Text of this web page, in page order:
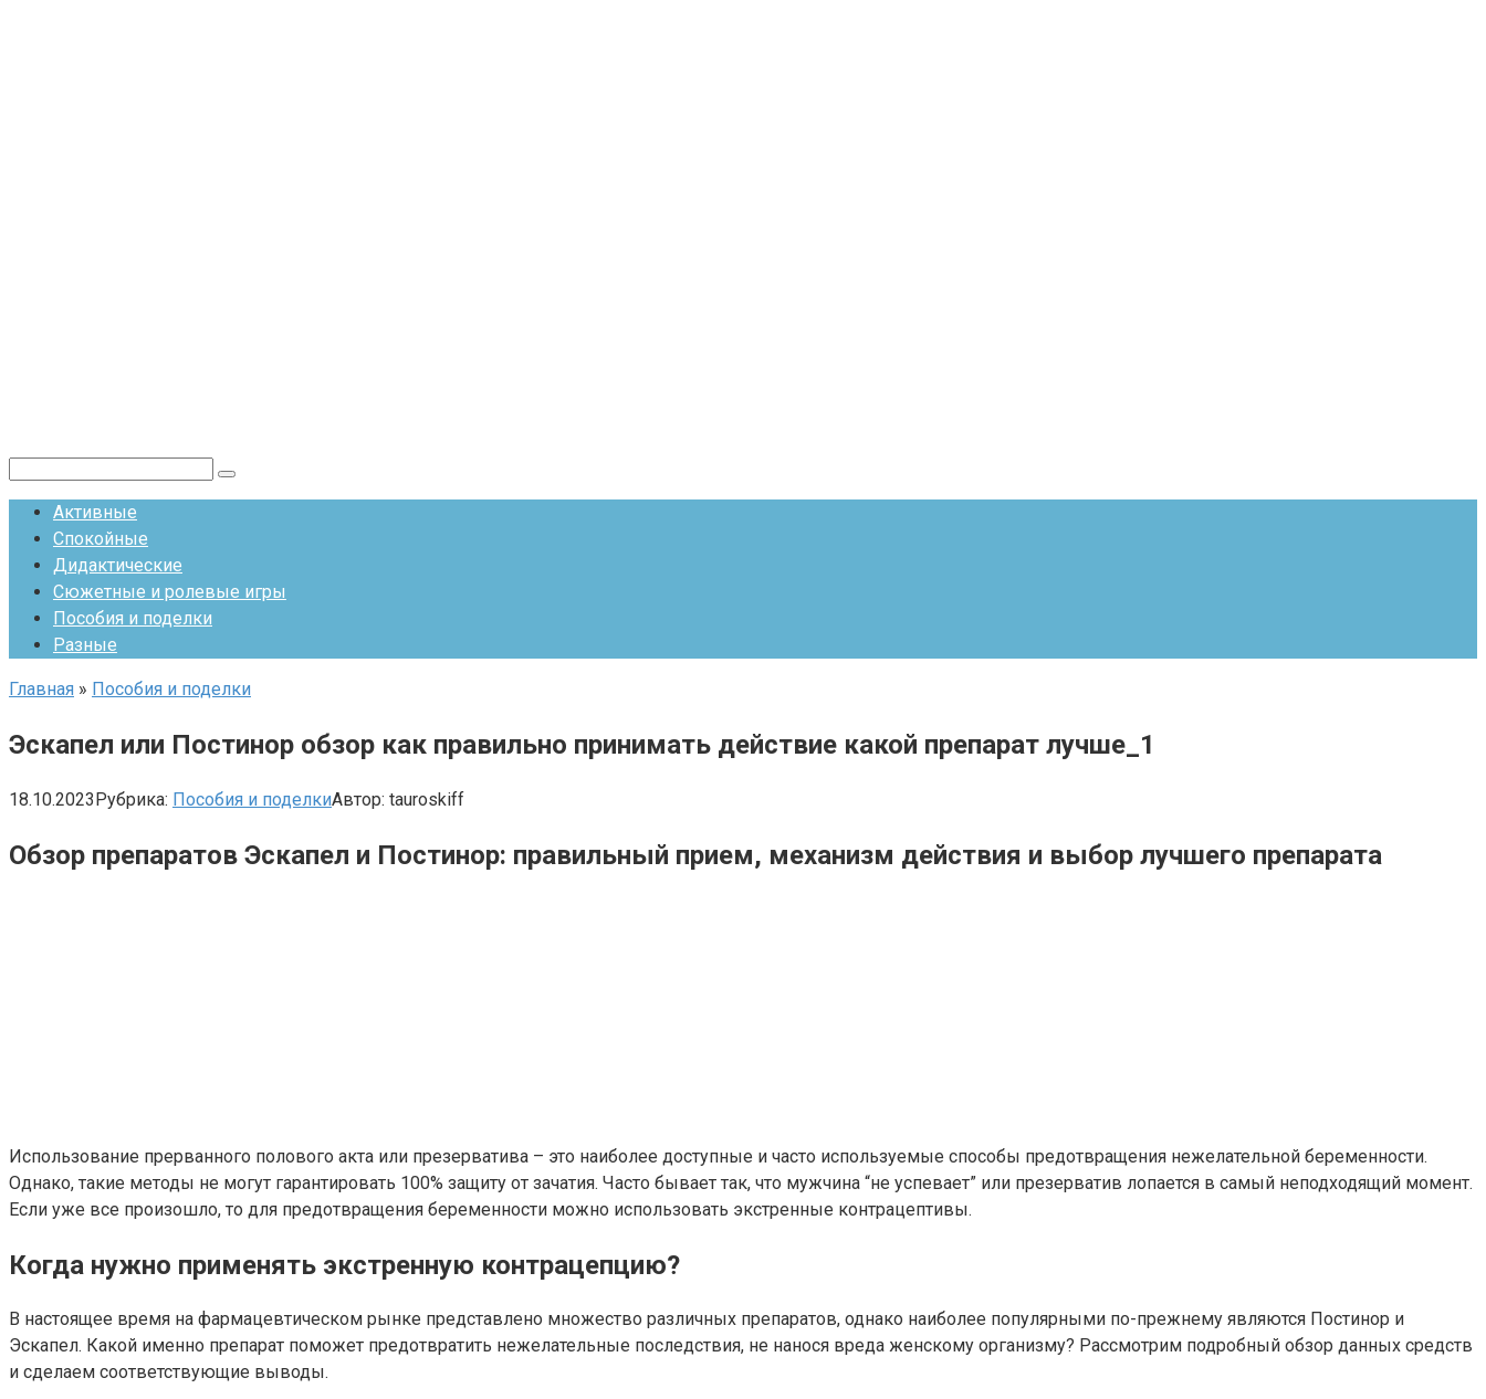
Активные
Спокойные
Дидактические
Сюжетные и ролевые игры
Пособия и поделки
Разные
Главная » Пособия и поделки
Эскапел или Постинор обзор как правильно принимать действие какой препарат лучше_1
18.10.2023Рубрика: Пособия и поделкиАвтор: tauroskiff
Обзор препаратов Эскапел и Постинор: правильный прием, механизм действия и выбор лучшего препарата
Использование прерванного полового акта или презерватива – это наиболее доступные и часто используемые способы предотвращения нежелательной беременности.
Однако, такие методы не могут гарантировать 100% защиту от зачатия. Часто бывает так, что мужчина “не успевает” или презерватив лопается в самый неподходящий момент.
Если уже все произошло, то для предотвращения беременности можно использовать экстренные контрацептивы.
Когда нужно применять экстренную контрацепцию?
В настоящее время на фармацевтическом рынке представлено множество различных препаратов, однако наиболее популярными по-прежнему являются Постинор и
Эскапел. Какой именно препарат поможет предотвратить нежелательные последствия, не нанося вреда женскому организму? Рассмотрим подробный обзор данных средств
и сделаем соответствующие выводы.